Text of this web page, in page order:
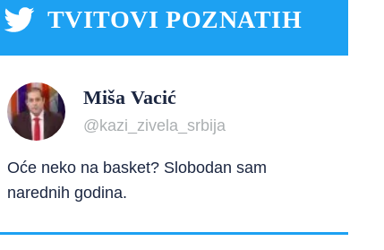
TVITOVI POZNATIH
Miša Vacić
@kazi_zivela_srbija
Oće neko na basket? Slobodan sam
narednih godina.